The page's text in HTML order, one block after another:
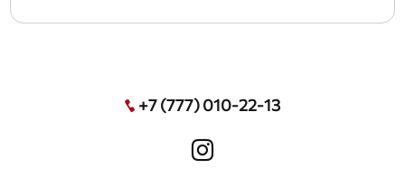
+7 (777) 010-22-13